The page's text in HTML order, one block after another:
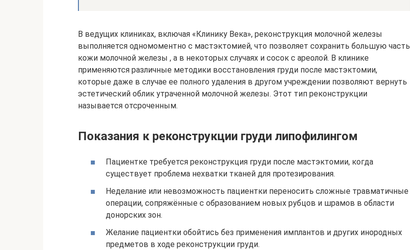
В ведущих клиниках, включая «Клинику Века», реконструкция молочной железы
выполняется одномоментно с мастэктомией, что позволяет сохранить большую часть
кожи молочной железы , а в некоторых случаях и сосок с ареолой. В клинике
применяются различные методики восстановления груди после мастэктомии,
которые даже в случае ее полного удаления в другом учреждении позволяют вернуть
эстетический облик утраченной молочной железы. Этот тип реконструкции
называется отсроченным.
Показания к реконструкции груди липофилингом
Пациентке требуется реконструкция груди после мастэктомии, когда
существует проблема нехватки тканей для протезирования.
Неделание или невозможность пациентки переносить сложные травматичные
операции, сопряжённые с образованием новых рубцов и шрамов в области
донорских зон.
Желание пациентки обойтись без применения имплантов и других инородных
предметов в ходе реконструкции груди.